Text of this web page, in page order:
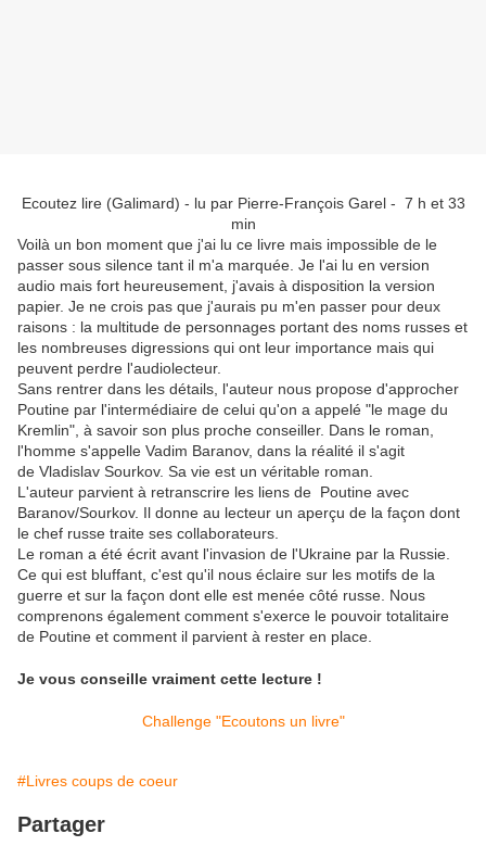
Ecoutez lire (Galimard) - lu par Pierre-François Garel - 7 h et 33
min
Voilà un bon moment que j'ai lu ce livre mais impossible de le
passer sous silence tant il m'a marquée. Je l'ai lu en version
audio mais fort heureusement, j'avais à disposition la version
papier. Je ne crois pas que j'aurais pu m'en passer pour deux
raisons : la multitude de personnages portant des noms russes et
les nombreuses digressions qui ont leur importance mais qui
peuvent perdre l'audiolecteur.
Sans rentrer dans les détails, l'auteur nous propose d'approcher
Poutine par l'intermédiaire de celui qu'on a appelé "le mage du
Kremlin", à savoir son plus proche conseiller. Dans le roman,
l'homme s'appelle Vadim Baranov, dans la réalité il s'agit
de Vladislav Sourkov. Sa vie est un véritable roman.
L'auteur parvient à retranscrire les liens de Poutine avec
Baranov/Sourkov. Il donne au lecteur un aperçu de la façon dont
le chef russe traite ses collaborateurs.
Le roman a été écrit avant l'invasion de l'Ukraine par la Russie.
Ce qui est bluffant, c'est qu'il nous éclaire sur les motifs de la
guerre et sur la façon dont elle est menée côté russe. Nous
comprenons également comment s'exerce le pouvoir totalitaire
de Poutine et comment il parvient à rester en place.
Je vous conseille vraiment cette lecture !
Challenge "Ecoutons un livre"
#Livres coups de coeur
Partager